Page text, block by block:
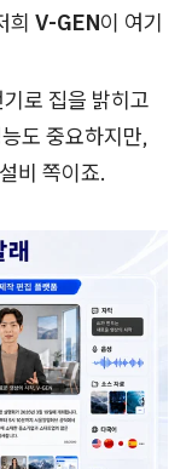
희 V-GEN이 여기
로 집을 밝히고
도 중요하지만,
비 쪽이죠.